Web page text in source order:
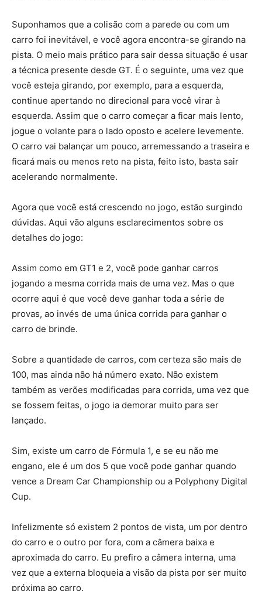
Suponhamos que a colisão com a parede ou com um
carro foi inevitável, e você agora encontra-se girando na
pista. O meio mais prático para sair dessa situação é usar
a técnica presente desde GT. É o seguinte, uma vez que
você esteja girando, por exemplo, para a esquerda,
continue apertando no direcional para você virar à
esquerda. Assim que o carro começar a ficar mais lento,
jogue o volante para o lado oposto e acelere levemente.
O carro vai balançar um pouco, arremessando a traseira e
ficará mais ou menos reto na pista, feito isto, basta sair
acelerando normalmente.
Agora que você está crescendo no jogo, estão surgindo
dúvidas. Aqui vão alguns esclarecimentos sobre os
detalhes do jogo:
Assim como em GT1 e 2, você pode ganhar carros
jogando a mesma corrida mais de uma vez. Mas o que
ocorre aqui é que você deve ganhar toda a série de
provas, ao invés de uma única corrida para ganhar o
carro de brinde.
Sobre a quantidade de carros, com certeza são mais de
100, mas ainda não há número exato. Não existem
também as verões modificadas para corrida, uma vez que
se fossem feitas, o jogo ia demorar muito para ser
lançado.
Sim, existe um carro de Fórmula 1, e se eu não me
engano, ele é um dos 5 que você pode ganhar quando
vence a Dream Car Championship ou a Polyphony Digital
Cup.
Infelizmente só existem 2 pontos de vista, um por dentro
do carro e o outro por fora, com a câmera baixa e
aproximada do carro. Eu prefiro a câmera interna, uma
vez que a externa bloqueia a visão da pista por ser muito
próxima ao carro.